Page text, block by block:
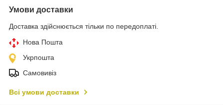
Умови доставки
Доставка здійснюється тільки по передоплаті.
Нова Пошта
Укрпошта
Самовивіз
Всі умови доставки